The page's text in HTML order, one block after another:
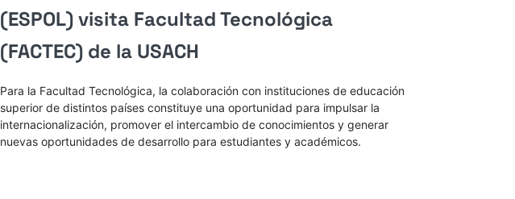
(ESPOL) visita Facultad Tecnológica
(FACTEC) de la USACH
Para la Facultad Tecnológica, la colaboración con instituciones de educación
superior de distintos países constituye una oportunidad para impulsar la
internacionalización, promover el intercambio de conocimientos y generar
nuevas oportunidades de desarrollo para estudiantes y académicos.